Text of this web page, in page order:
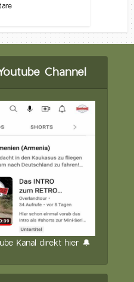
Channel
Kanal direkt hier 🔔